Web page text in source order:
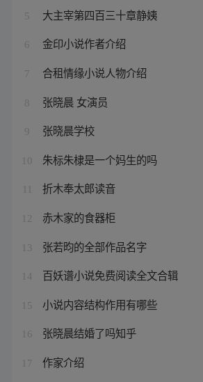
5 大主宰第四百三十章静姨
6 金印小说作者介绍
7 合租情缘小说人物介绍
8 张晓晨 女演员
9 张晓晨学校
10 朱标朱棣是一个妈生的吗
折木奉太郎读音
12 赤木家的食器柜
13 张若昀的全部作品名字
14 百妖谱小说免费阅读全文合辑
15 小说内容结构作用有哪些
16 张晓晨结婚了吗知乎
17 作家介绍